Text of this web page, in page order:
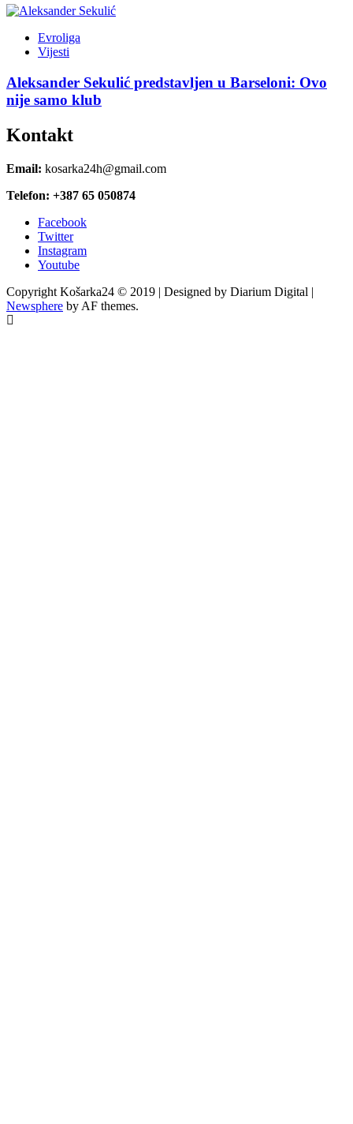
Evroliga
Vijesti
Aleksander Sekulić predstavljen u Barseloni: Ovo
nije samo klub
Kontakt
Email: kosarka24h@gmail.com
Telefon: +387 65 050874
Facebook
Twitter
Instagram
Youtube
Copyright Košarka24 © 2019 | Designed by Diarium Digital |
Newsphere by AF themes.